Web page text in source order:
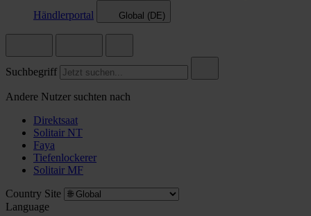
Händlerportal
Global (DE)
Suchbegriff
Andere Nutzer suchten nach
Direktsaat
Solitair NT
Faya
Tiefenlockerer
Solitair MF
Country Site
Language